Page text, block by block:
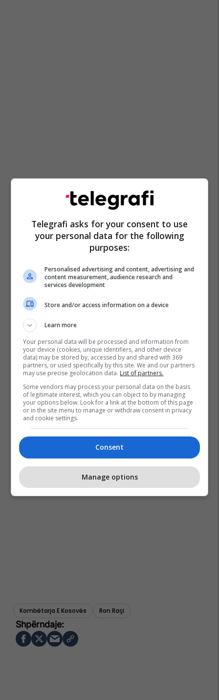
Kombëtarja E Kosovës Ron Raçi
Telegrafi asks for your consent to use
your personal data for the following
purposes:
Personalised advertising and content, advertising and
content measurement, audience research and
services development
Store and/or access information on a device
Learn more
Your personal data will be processed and information from
your device (cookies, unique identifiers, and other device
data) may be stored by, accessed by and shared with 369
partners, or used specifically by this site. We and our partners
may use precise geolocation data. List of partners.
Some vendors may process your personal data on the basis
of legitimate interest, which you can object to by managing
your options below. Look for a link at the bottom of this page
or in the site menu to manage or withdraw consent in privacy
and cookie settings.
Consent
Manage options